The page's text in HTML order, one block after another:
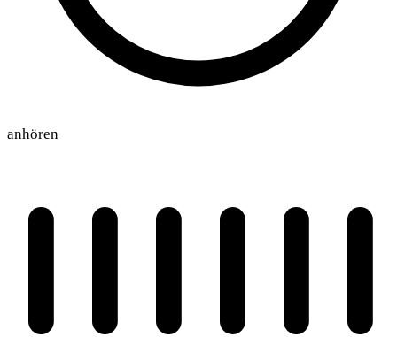
anhören